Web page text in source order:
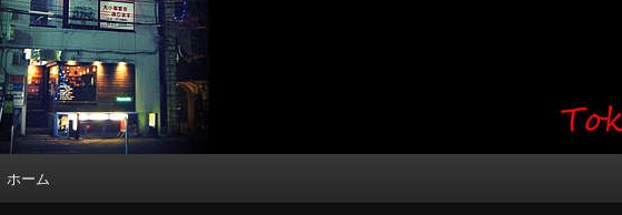
ホーム